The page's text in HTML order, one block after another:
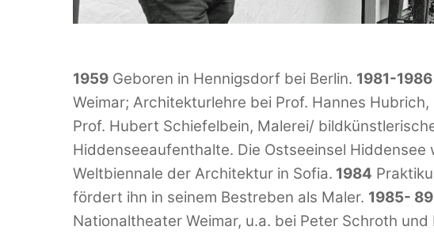
1959 Geboren in Hennigsdorf bei Berlin. 1981-1986
Weimar; Architekturlehre bei Prof. Hannes
Prof. Hubert Schiefelbein, Malerei/
Hiddenseeaufenthalte. Die Ostseeinsel
Weltbiennale der Architektur in Sofia. 1984
fördert ihn in seinem Bestreben als Maler. 1985- 89
Nationaltheater Weimar, u.a. bei Peter Schroth und